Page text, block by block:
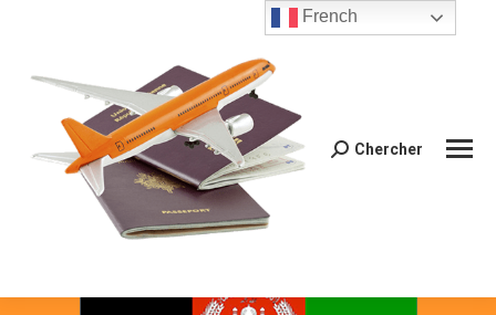
Recherche
Chercher
French